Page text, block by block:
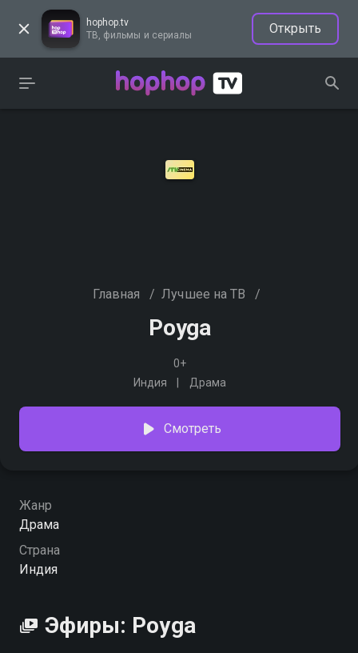
hophop.tv
ТВ, фильмы и сериалы
Открыть
Главная / Лучшее на ТВ /
Poyga
0+
Индия
Драма
Смотреть
Жанр
Драма
Страна
Индия
Эфиры: Poyga